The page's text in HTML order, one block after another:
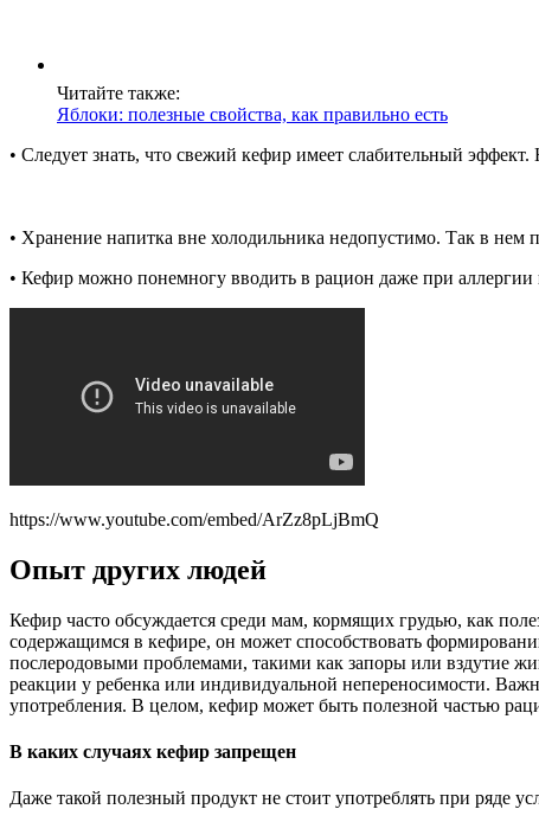
Читайте также:
Яблоки: полезные свойства, как правильно есть
• Следует знать, что свежий кефир имеет слабительный
• Хранение напитка вне холодильника недопустимо. Так в нем
• Кефир можно понемногу вводить в рацион даже при
https://www.youtube.com/embed/ArZz8pLjBmQ
Опыт других людей
Кефир часто обсуждается среди мам, кормящих грудью, как
содержащимся в кефире, он может способствовать
послеродовыми проблемами, такими как запоры или вздутие
реакции у ребенка или индивидуальной непереносимости.
употребления. В целом, кефир может быть полезной частью
В каких случаях кефир запрещен
Даже такой полезный продукт не стоит употреблять при ряде